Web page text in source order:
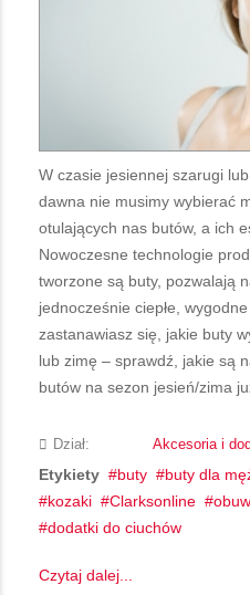
W czasie jesiennej szarugi
dawna nie musimy wybierać
otulających nas butów, a ich
Nowoczesne technologie
tworzone są buty, pozwalają
jednocześnie ciepłe,
zastanawiasz się, jakie buty
lub zimę – sprawdź, jakie są
butów na sezon jesień/zima
Dział: Akcesoria i
Etykiety buty buty dla
kozaki
Clarksonline
dodatki do ciuchów
Czytaj dalej...